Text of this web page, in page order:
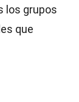
los grupos
que